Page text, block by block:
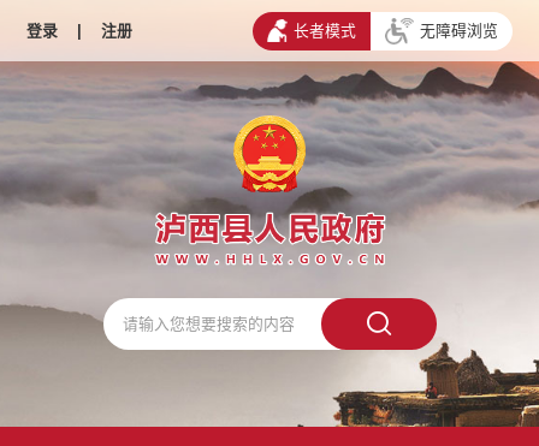
登录 | 注册 长者模式 无障碍浏览